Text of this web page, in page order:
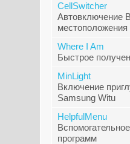
CellSwitcher
Автовключение
местоположения
Where I Am
Быстрое
MinLight
Включение
Samsung Witu
HelpfulMenu
программ